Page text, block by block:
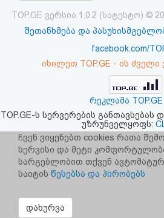
კოდი
შეთანხმება
პასუხისმგებლობის
უარყოფა
TOP.GE ვერსია 1.0.2 (სატესტო) ©
შეთანხმება და
facebook.com/
იხილეთ TOP.GE - ის ძველი
რეკლამა
TOP.GE-ს სერვერების განთავსებას
უზრუნველყოფს:
ჩვენ ვიყენებთ cookies რათა
სერვისი და მეტი
სარგებლობით თქვენ
საიტის წესებსა და პირობებს
დახურვა